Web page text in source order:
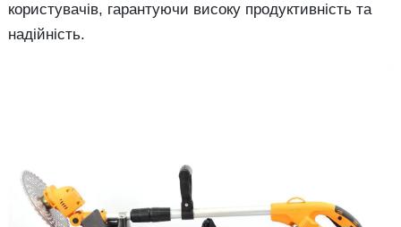
користувачів, гарантуючи високу продуктивність та
надійність.